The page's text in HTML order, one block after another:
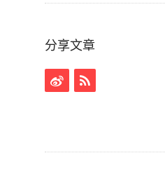
分享文章